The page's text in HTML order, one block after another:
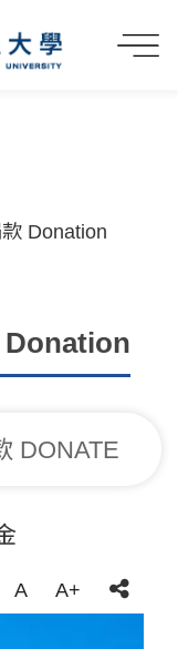
Donation
Donation
DONATE
A A+